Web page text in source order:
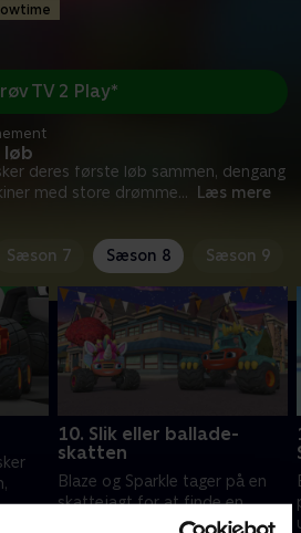
løb
deres første løb sammen, dengang
med store drømme... Læs mere
TV 2 Play*
Sæson 7 Sæson 8 Sæson 9
10. Slik eller ballade-
skatten
Blaze og Sparkle tager på en
skattejagt for at finde en
magiske slik eller ballade-skat.